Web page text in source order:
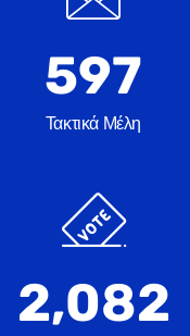
1,048
Τακτικά Μέλη
3,659